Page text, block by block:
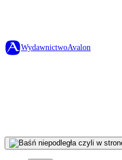
WydawnictwoAvalon